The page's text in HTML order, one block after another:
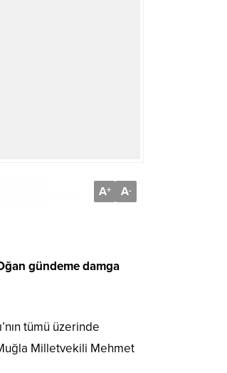
A+ A-
gündeme damga
tümü üzerinde
Milletvekili Mehmet